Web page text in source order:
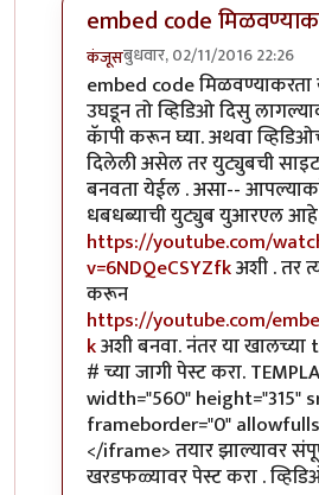
embed code
कंजूसबुधवार, 02/11/2016 22:26
In reply toरच्याकने, कोणी
embed code मिळवण्याकरता
उघडून तो व्हिडिओ दिसु
कॅापी करून घ्या. अथवा
दिलेली असेल तर युट्युबची
बनवता येईल . असा--
धबधब्याची युट्युब युआरएल आहे
https://youtube.com/
v=6NDQeCSYZfkअशी . तर
करून
https://youtube.com/
kअशी बनवा. नंतर या
# च्या जागी पेस्ट करा.
width="560" height="315"
frameborder="0"
</iframe> तयार झाल्यावर
खरडफळ्यावर पेस्ट करा .